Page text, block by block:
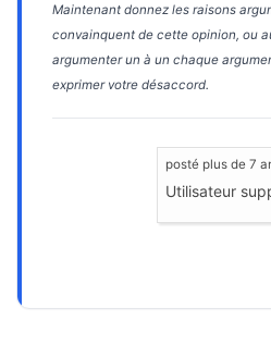
Maintenant donnez les raisons
convainquent de cette opinion, ou
argumenter un à un chaque
exprimer votre désaccord.
posté plus de 7
Utilisateur